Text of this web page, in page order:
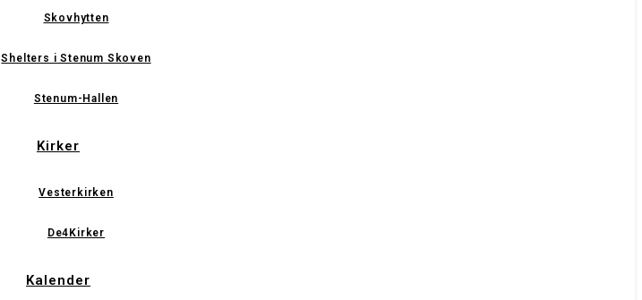
Skovhytten
Shelters i Stenum Skoven
Stenum-Hallen
Kirker
Vesterkirken
De4Kirker
Kalender